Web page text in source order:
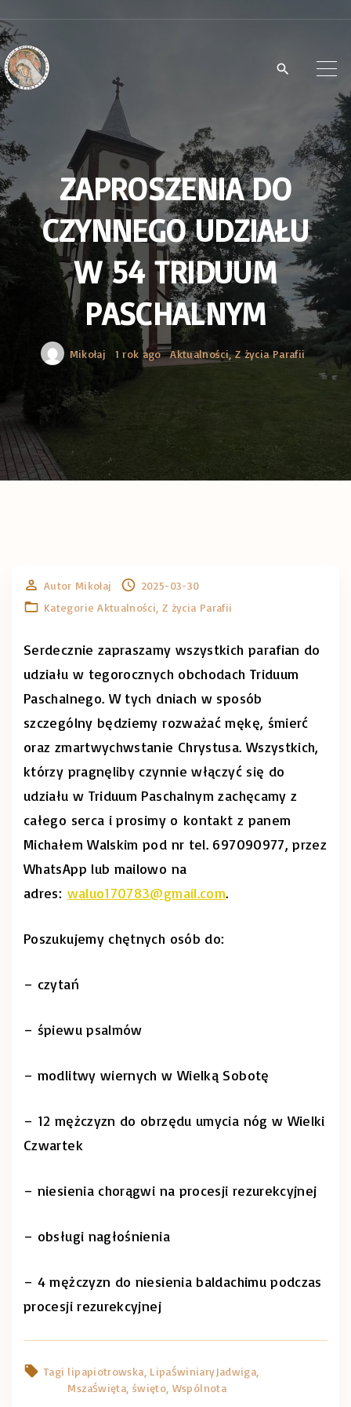
k
p
t
o
c
o
n
ZAPROSZENIA DO
CZYNNEGO UDZIAŁU
W 54 TRIDUUM
PASCHALNYM
Mikołaj 1 rok ago Aktualności Z życia Parafii
Autor Mikołaj
2025-03-30
Kategorie Aktualności Z życia Parafii
Serdecznie zapraszamy wszystkich parafian do
udziału w tegorocznych obchodach Triduum
Paschalnego. W tych dniach w sposób
szczególny będziemy rozważać mękę, śmierć
oraz zmartwychwstanie Chrystusa. Wszystkich,
którzy pragnęliby czynnie włączyć się do
udziału w Triduum Paschalnym zachęcamy z
całego serca i prosimy o kontakt z panem
Michałem Walskim pod nr tel. 697090977, przez
WhatsApp lub mailowo na
adres: waluo170783@gmail.com.
Poszukujemy chętnych osób do:
– czytań
– śpiewu psalmów
– modlitwy wiernych w Wielką Sobotę
– 12 mężczyzn do obrzędu umycia nóg w Wielki
Czwartek
– niesienia chorągwi na procesji rezurekcyjnej
– obsługi nagłośnienia
– 4 mężczyzn do niesienia baldachimu podczas
procesji rezurekcyjnej
Tagi lipapiotrowska LipaŚwiniaryJadwiga
MszaŚwięta święto Wspólnota